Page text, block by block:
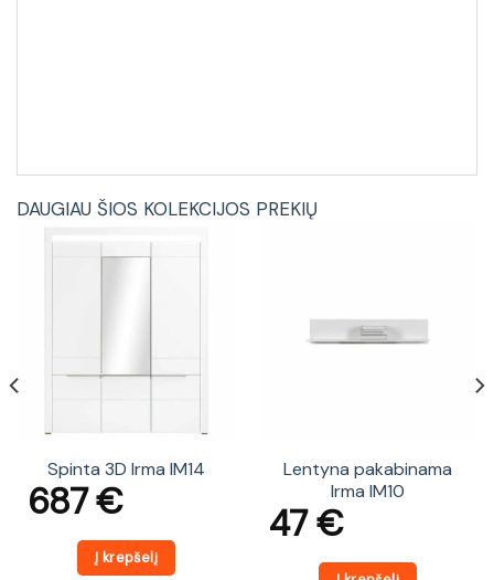
DAUGIAU ŠIOS KOLEKCIJOS PREKIŲ
Spinta 3D Irma IM14
687€
Į krepšelį
Lentyna pakabinama
Irma IM10
47€